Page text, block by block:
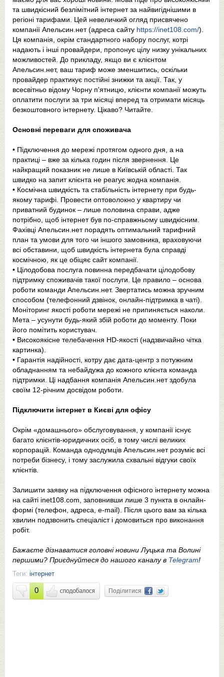
та швидкісний безлімітний інтернет за найвигіднішими в
регіоні тарифами. Цей невеличкий огляд присвячено
компанії Апельсин.нет (адреса сайту https://inet108.com/).
Ця компанія, окрім стандартного набору послуг, котрі
надають і інші провайдери, пропонує цілу низку унікальних
можливостей. До прикладу, якщо ви є клієнтом
Апельсин.нет, ваш тариф може зменшитись, оскільки
провайдер практикує постійні знижки та акції. Так, у
всесвітньо відому Чорну п'ятницю, клієнти компанії можуть
оплатити послуги за три місяці вперед та отримати місяць
безкоштовного інтернету. Цікаво? Читайте.
Основні переваги для споживача
• Підключення до мережі протягом одного дня, а на
практиці – вже за кілька годин після звернення. Це
найкращий показник не лише в Київській області. Так
швидко на запит клієнта не реагує жодна компанія.
• Космічна швидкість та стабільність інтернету при будь-
якому тарифі. Провести оптоволокно у квартиру чи
приватний будинок – лише половина справи, адже
потрібно, щоб інтернет був по-справжньому швидкісним.
Фахівці Апельсин.нет порадять оптимальний тарифний
план та умови для того чи іншого замовника, враховуючи
всі обставини, щоб швидкість інтернета була справді
космічною, як це обіцяє сайт компанії.
• Цілодобова послуга повинна передбачати цілодобову
підтримку споживачів такої послуги. Це правило – основа
роботи команди Апельсин.нет. Звертатись можна зручним
способом (телефонний дзвінок, онлайн-підтримка в чаті).
Моніторинг якості роботи мережі не припиняється наколи.
Мета – усунути будь-який збій роботи до моменту. Поки
його помітить користувач.
• Високоякісне телебачення HD-якості (надзвичайно чітка
картинка).
• Гарантія надійності, котру дає дата-центр з потужним
обладнанням та небайдужа до кожного клієнта команда
підтримки. Ці надбання компанія Апельсин.нет здобула
своїм 12-річним досвідом роботи.
Підключити інтернет в Києві для офісу
Окрім «домашнього» обслуговування, у компанії існує
багато клієнтів-юридичних осіб, в тому числі великих
корпорацій. Команда однодумців Апельсин.нет розуміє всі
потреби бізнесу, і тому заслужила схвальні відгуки своїх
клієнтів.
Залишити заявку на підключення офісного інтернету можна
на сайті inet108.com, заповнивши лише 3 пункта в онлайн-
формі (телефон, адреса, e-mail). Після цього вам за кілька
хвилин подзвонить спеціаліст і домовиться про виконання
робіт.
Бажаєте дізнаватися головні новини Луцька та Волині
першими? Приєднуйтеся до нашого каналу в Telegram!
Теги: інтернет
0 Поділитися